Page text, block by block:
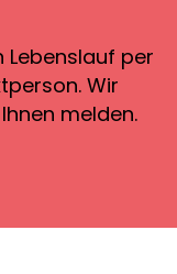
Lebenslauf per
Wir
melden.